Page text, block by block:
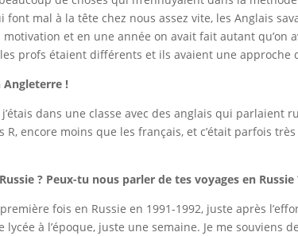
font mal à la tête chez nous assez vite, les Anglais
motivation et en une année on avait fait autant qu’on
les profs étaient différents et ils avaient une approche
Angleterre !
j’étais dans une classe avec des anglais qui parlaient
R, encore moins que les français, et c’était parfois
? Peux-tu nous parler de tes voyages en Russie
fois en Russie en 1991-1992, juste après
lycée à l’époque, juste une semaine. Je me souviens